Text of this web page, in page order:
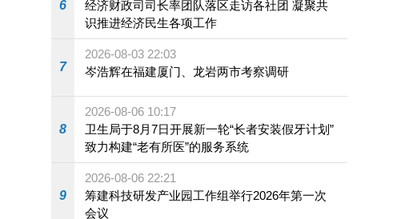
6
经济财政司司长率团队落区走访各社团 凝聚共
识推进经济民生各项工作
7
2026-08-03 22:03
岑浩辉在福建厦门、龙岩两市考察调研
8
2026-08-06 10:17
卫生局于8月7日开展新一轮“长者安装假牙计划”
致力构建“老有所医”的服务系统
9
2026-08-06 22:21
筹建科技研发产业园工作组举行2026年第一次
会议